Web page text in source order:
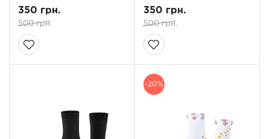
350 грн.
500 грн.
350 грн.
500 грн.
-20%